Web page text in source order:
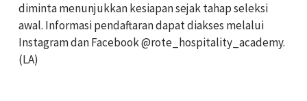
diminta menunjukkan kesiapan sejak tahap seleksi
awal. Informasi pendaftaran dapat diakses melalui
Instagram dan Facebook @rote_hospitality_academy.
(LA)